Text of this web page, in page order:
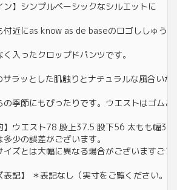
ン】シンプルベーシックなシルエットに
付近にas know as de baseのロゴししゅうが
く入ったクロップドパンツです。
ラッとした肌触りとナチュラルな風合いが
の季節にもぴったりです。ウエストはゴム
】ウエスト78 股上37.5 股下56 太もも幅
少の誤差がございます。
イズとは大幅に異なる場合がございますご了
表記】 ＊表記なし（実寸をご覧ください。）